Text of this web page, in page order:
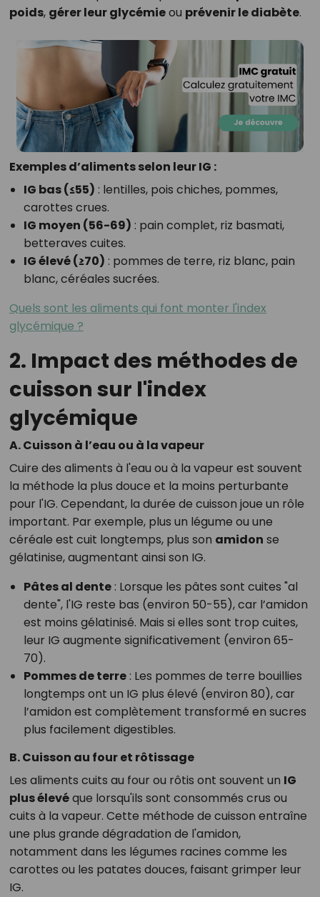
poids, gérer leur glycémieou prévenir le diabète.
Exemples d’aliments selon leur IG :
IG bas (≤55) : lentilles, pois chiches, pommes,
carottes crues.
IG moyen (56-69) : pain complet, riz basmati,
betteraves cuites.
IG élevé (≥70) : pommes de terre, riz blanc, pain
blanc, céréales sucrées.
Quels sont les aliments qui font monter l'index
glycémique ?
2. Impact des méthodes de
cuisson sur l'index
glycémique
A. Cuisson à l’eau ou à la vapeur
Cuire des aliments à l'eau ou à la vapeur est souvent
la méthode la plus douce et la moins perturbante
pour l'IG. Cependant, la durée de cuisson joue un rôle
important. Par exemple, plus un légume ou une
céréale est cuit longtemps, plus son amidon se
gélatinise, augmentant ainsi son IG.
Pâtes al dente: Lorsque les pâtes sont cuites "al
dente", l'IG reste bas (environ 50-55), car l’amidon
est moins gélatinisé. Mais si elles sont trop cuites,
leur IG augmente significativement (environ 65-
70).
Pommes de terre: Les pommes de terre bouillies
longtemps ont un IG plus élevé (environ 80), car
l’amidon est complètement transformé en sucres
plus facilement digestibles.
B. Cuisson au four et rôtissage
Les aliments cuits au four ou rôtis ont souvent un IG
plus élevéque lorsqu'ils sont consommés crus ou
cuits à la vapeur. Cette méthode de cuisson entraîne
une plus grande dégradation de l'amidon,
notamment dans les légumes racines comme les
carottes ou les patates douces, faisant grimper leur
IG.